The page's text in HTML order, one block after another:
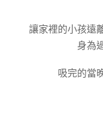
讓家裡的小孩遠
身為
吸完的當